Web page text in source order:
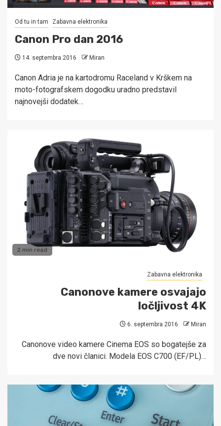
Od tu in tam Zabavna elektronika
Canon Pro dan 2016
14. septembra 2016 Miran
Canon Adria je na kartodromu Raceland v Krškem na
moto-fotografskem dogodku uradno predstavil
najnovejši dodatek…
2 min read
Zabavna elektronika
Canonove kamere osvajajo
ločljivost 4K
6. septembra 2016 Miran
Canonove video kamere Cinema EOS so bogatejše za
dve novi članici. Modela EOS C700 (EF/PL)…